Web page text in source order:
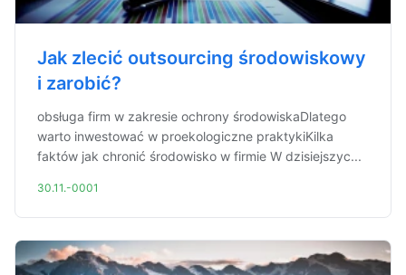
Jak zlecić outsourcing środowiskowy
i zarobić?
obsługa firm w zakresie ochrony środowiskaDlatego
warto inwestować w proekologiczne praktykiKilka
faktów jak chronić środowisko w firmie W dzisiejszyc...
30.11.-0001